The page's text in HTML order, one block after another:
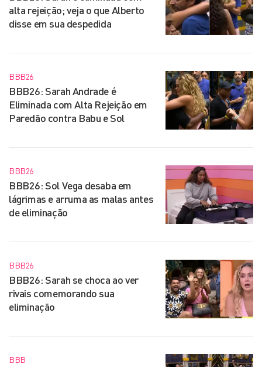
alta rejeição; veja o que Alberto
disse em sua despedida
BBB26
BBB26: Sarah Andrade é
Eliminada com Alta Rejeição em
Paredão contra Babu e Sol
BBB26
BBB26: Sol Vega desaba em
lágrimas e arruma as malas antes
de eliminação
BBB26
BBB26: Sarah se choca ao ver
rivais comemorando sua
eliminação
BBB